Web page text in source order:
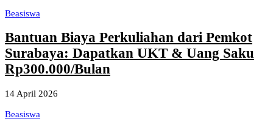
Beasiswa
Bantuan Biaya Perkuliahan dari Pemkot
Surabaya: Dapatkan UKT & Uang Saku
Rp300.000/Bulan
14 April 2026
Beasiswa